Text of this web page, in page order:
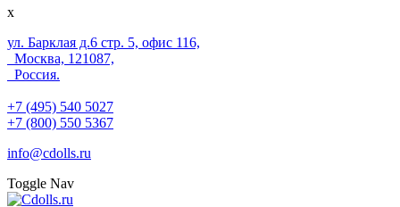
x
ул. Барклая д.6 стр. 5, офис 116,
Москва, 121087,
Россия.
+7 (495) 540 5027
+7 (800) 550 5367
info@cdolls.ru
Toggle Nav